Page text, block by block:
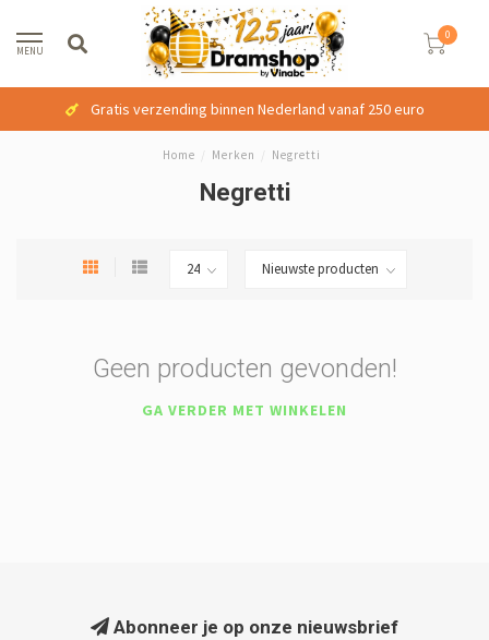
MENU
0
Gratis verzending binnen Nederland vanaf 250 euro
Home Merken Negretti
Negretti
Geen producten gevonden!
GA VERDER MET WINKELEN
Abonneer je op onze nieuwsbrief